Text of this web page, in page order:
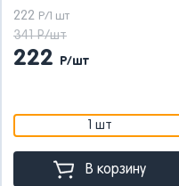
222 Р/1 шт
341 Р/шт
222 Р/шт
1 шт
В корзину